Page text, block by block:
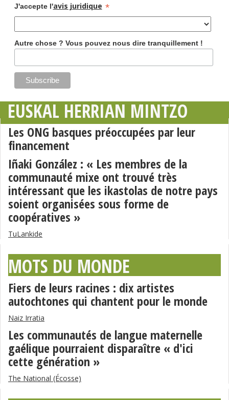
J'accepte l'avis juridique*
Autre chose ? Vous pouvez nous dire tranquillement !
EUSKAL HERRIAN MINTZO
Les ONG basques préoccupées par leur
financement
Iñaki González : « Les membres de la
communauté mixe ont trouvé très
intéressant que les ikastolas de notre pays
soient organisées sous forme de
coopératives »
TuLankide
MOTS DU MONDE
Fiers de leurs racines : dix artistes
autochtones qui chantent pour le monde
Naiz Irratia
Les communautés de langue maternelle
gaélique pourraient disparaître « d'ici
cette génération »
The National (Écosse)